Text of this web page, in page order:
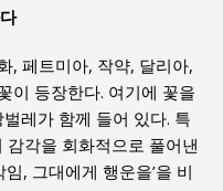
, 페트미아, 작약, 달리아,
이 등장한다. 여기에 꽃을
레가 함께 들어 있다. 특
감각을 회화적으로 풀어낸
, 그대에게 행운을’을 비